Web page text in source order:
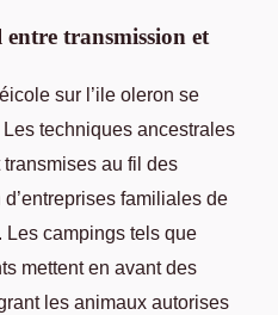
transmission et
sur l’ile oleron se
techniques ancestrales
transmises au fil des
familiales de
campings tels que
mettent en avant des
les animaux autorises